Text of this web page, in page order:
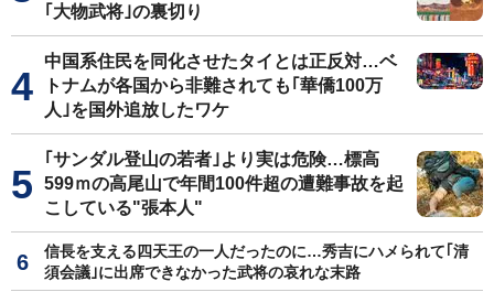
｢大物武将｣の裏切り
中国系住民を同化させたタイとは正反対…ベ
トナムが各国から非難されても｢華僑100万
人｣を国外追放したワケ
｢サンダル登山の若者｣より実は危険…標高
599ｍの高尾山で年間100件超の遭難事故を起
こしている"張本人"
信長を支える四天王の一人だったのに…秀吉にハメられて｢清
須会議｣に出席できなかった武将の哀れな末路